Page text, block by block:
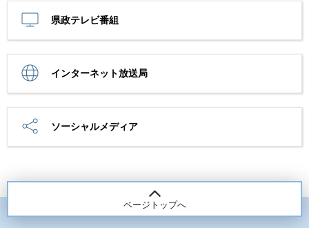
県政テレビ番組
インターネット放送局
ソーシャルメディア
ページトップへ